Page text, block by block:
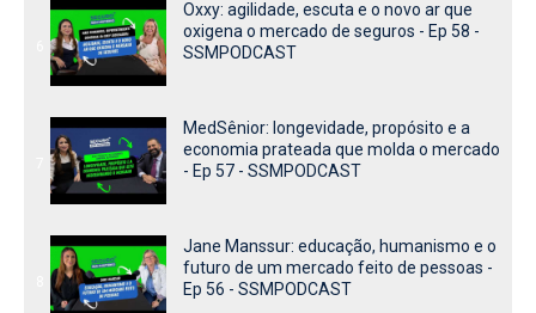
Oxxy: agilidade, escuta e o novo ar que
oxigena o mercado de seguros - Ep 58 -
SSMPODCAST
MedSênior: longevidade, propósito e a
economia prateada que molda o mercado
- Ep 57 - SSMPODCAST
Jane Manssur: educação, humanismo e o
futuro de um mercado feito de pessoas -
Ep 56 - SSMPODCAST